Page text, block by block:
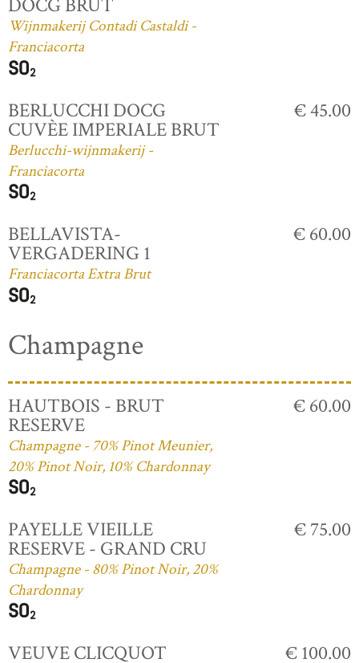
DOCG BRUT
Wijnmakerij Contadi Castaldi -
Franciacorta
BERLUCCHI DOCG
CUVÈE IMPERIALE BRUT
Berlucchi-wijnmakerij -
Franciacorta
€ 45.00
BELLAVISTA-
VERGADERING 1
Franciacorta Extra Brut
€ 60.00
Champagne
HAUTBOIS - BRUT
RESERVE
Champagne - 70% Pinot Meunier,
20% Pinot Noir, 10% Chardonnay
€ 60.00
PAYELLE VIEILLE
RESERVE - GRAND CRU
Champagne - 80% Pinot Noir, 20%
Chardonnay
€ 75.00
VEUVE CLICQUOT € 100.00